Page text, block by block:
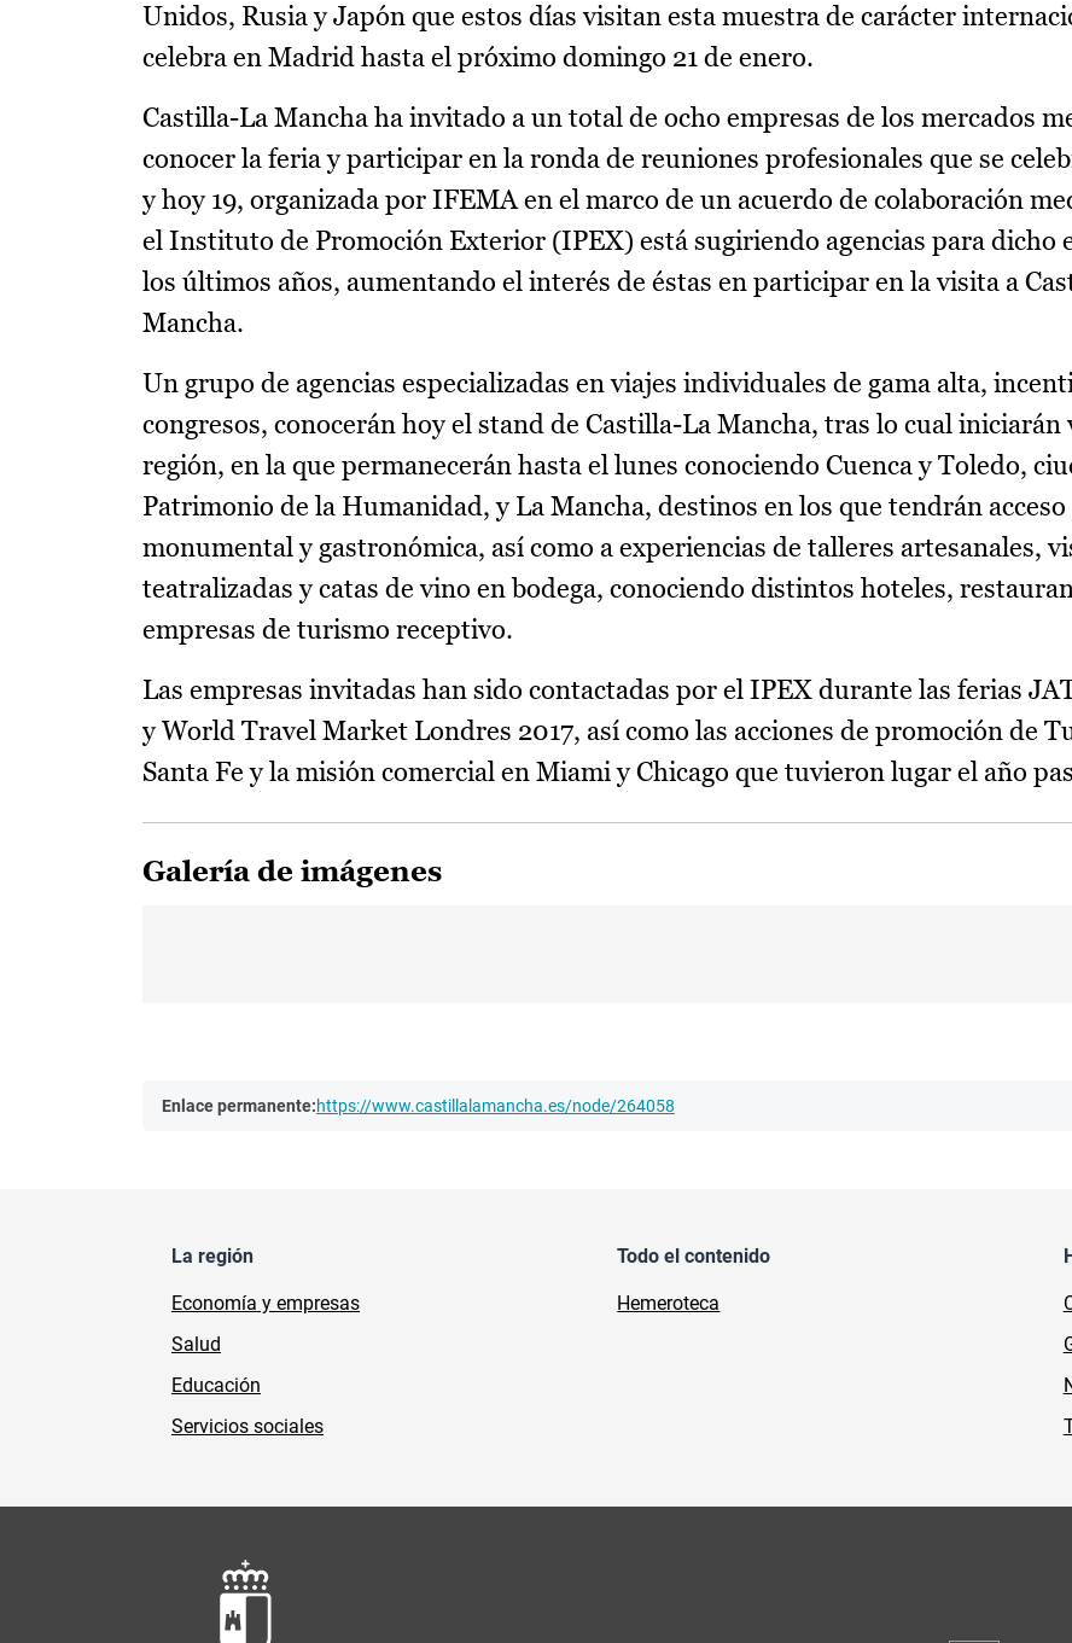
Unidos, Rusia y Japón que estos días visitan esta muestra de carácter
celebra en Madrid hasta el próximo domingo 21 de enero.
Castilla-La Mancha ha invitado a un total de ocho empresas de los mercados
conocer la feria y participar en la ronda de reuniones profesionales que se
y hoy 19, organizada por IFEMA en el marco de un acuerdo de colaboración
el Instituto de Promoción Exterior (IPEX) está sugiriendo agencias para dicho
los últimos años, aumentando el interés de éstas en participar en la visita a
Mancha.
Un grupo de agencias especializadas en viajes individuales de gama alta,
congresos, conocerán hoy el stand de Castilla-La Mancha, tras lo cual iniciarán
región, en la que permanecerán hasta el lunes conociendo Cuenca y Toledo,
Patrimonio de la Humanidad, y La Mancha, destinos en los que tendrán acceso
monumental y gastronómica, así como a experiencias de talleres artesanales,
teatralizadas y catas de vino en bodega, conociendo distintos hoteles,
empresas de turismo receptivo.
Las empresas invitadas han sido contactadas por el IPEX durante las ferias
y World Travel Market Londres 2017, así como las acciones de promoción de
Santa Fe y la misión comercial en Miami y Chicago que tuvieron lugar el año
Galería de imágenes
Enlace permanente:https://www.castillalamancha.es/node/264058
La región
Economía y empresas
Salud
Educación
Servicios sociales
Todo el contenido
Hemeroteca